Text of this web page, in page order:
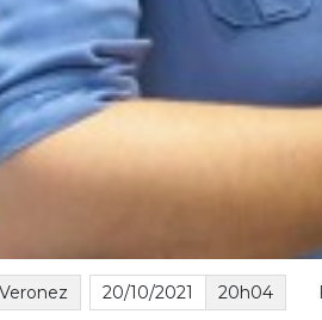
20/10/2021 20h04